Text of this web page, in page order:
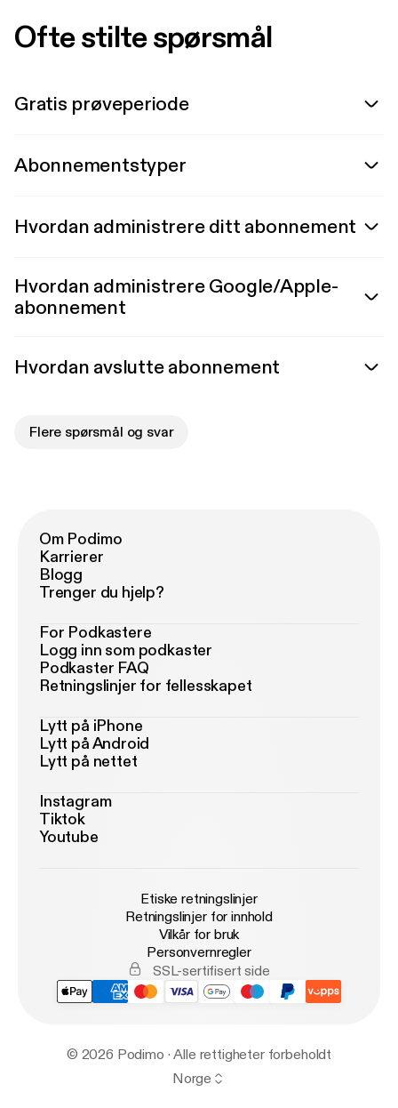
Ofte stilte spørsmål
Gratis prøveperiode
Abonnementstyper
Hvordan administrere ditt abonnement
Hvordan administrere Google/Apple-
abonnement
Hvordan avslutte abonnement
Flere spørsmål og svar
Om Podimo
Karrierer
Blogg
Trenger du hjelp?
For Podkastere
Logg inn som podkaster
Podkaster FAQ
Retningslinjer for fellesskapet
Lytt på iPhone
Lytt på Android
Lytt på nettet
Instagram
Tiktok
Youtube
Etiske retningslinjer
Retningslinjer for innhold
Vilkår for bruk
Personvernregler
SSL-sertifisert side
© 2026 Podimo · Alle rettigheter forbeholdt
Norge